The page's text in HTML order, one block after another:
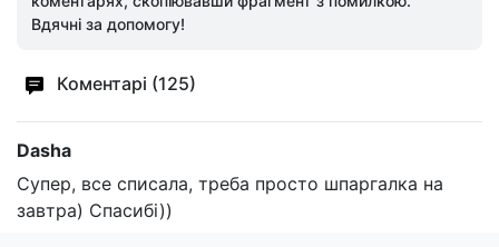
Вдячні за допомогу!
Коментарі (125)
Dasha
Супер, все списала, треба просто шпаргалка на
завтра) Спасибі))